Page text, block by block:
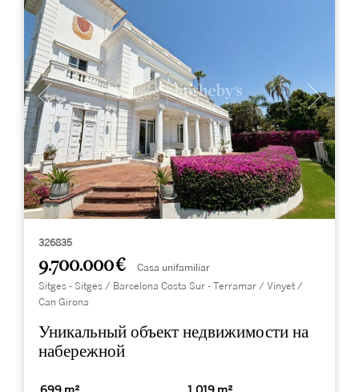
326835
9.700.000 € Casa unifamiliar
Sitges - Sitges / Barcelona Costa Sur - Terramar / Vinyet /
Can Girona
Уникальный объект недвижимости на
набережной